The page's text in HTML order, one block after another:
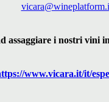
assaggiare i nostri vini
www.vicara.it/it/